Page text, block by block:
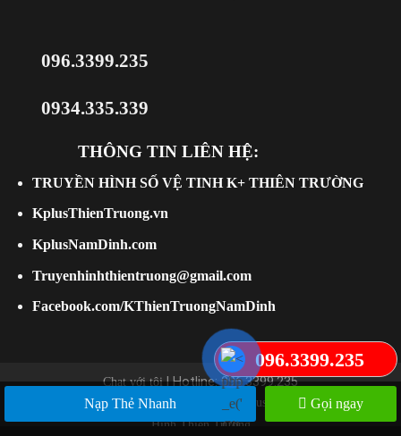
096.3399.235
096.3399.235
0934.335.339
THÔNG TIN LIÊN HỆ:
TRUYỀN HÌNH SỐ VỆ TINH K+ THIÊN TRƯỜNG
KplusThienTruong.vn
KplusNamDinh.com
Truyenhinhthientruong@gmail.com
Facebook.com/KThienTruongNamDinh
Chat với tôi| Hotline: 096.3399.235
Bản quyền 2026 ©Kplusthientruong.vn|Truyền
Hình Thiên Trường
Nạp Thẻ Nhanh Gọi ngay